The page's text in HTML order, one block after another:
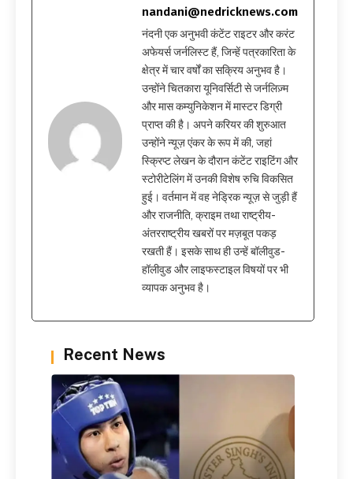
nandani@nedricknews.com
नंदनी एक अनुभवी कंटेंट राइटर और करंट
अफेयर्स जर्नलिस्ट हैं, जिन्हें पत्रकारिता के
क्षेत्र में चार वर्षों का सक्रिय अनुभव है।
उन्होंने चितकारा यूनिवर्सिटी से जर्नलिज़्म
और मास कम्युनिकेशन में मास्टर डिग्री
प्राप्त की है। अपने करियर की शुरुआत
उन्होंने न्यूज़ एंकर के रूप में की, जहां
स्क्रिप्ट लेखन के दौरान कंटेंट राइटिंग और
स्टोरीटेलिंग में उनकी विशेष रुचि विकसित
हुई। वर्तमान में वह नेड्रिक न्यूज़ से जुड़ी हैं
और राजनीति, क्राइम तथा राष्ट्रीय-
अंतरराष्ट्रीय खबरों पर मज़बूत पकड़
रखती हैं। इसके साथ ही उन्हें बॉलीवुड-
हॉलीवुड और लाइफस्टाइल विषयों पर भी
व्यापक अनुभव है।
Recent News